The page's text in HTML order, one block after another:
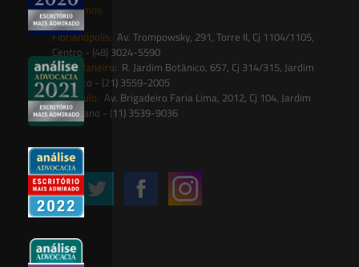
Onde estamos
Florianópolis: Av. Trompowsky, 291, Torre II, Cj 1104/1105,
Centro - (48) 3024-5590
Rio de Janeiro: R. Jardim Botânico, 657, Cj 314/315, Jardim
Botânico - (21) 3559-2005
São Paulo: Av. Brigadeiro Faria Lima, 2012, Cj 104, Jardim
Paulistano - (11) 3539-9036
Siga-nos